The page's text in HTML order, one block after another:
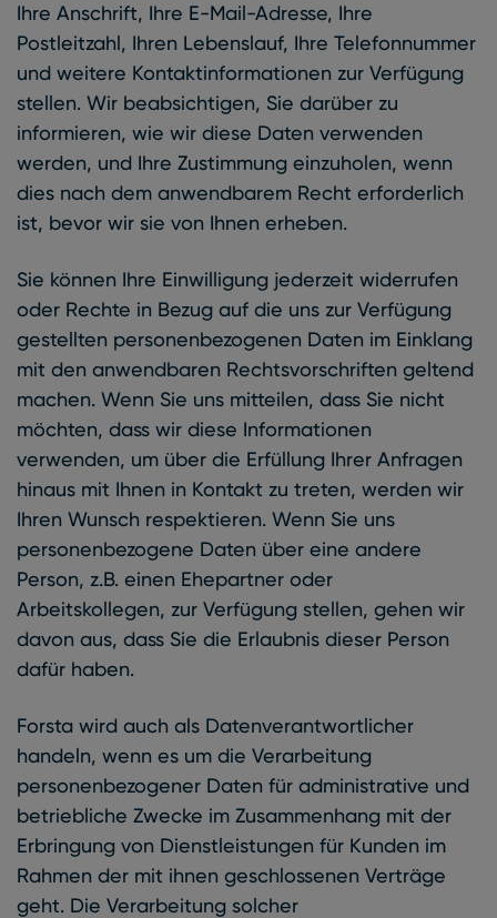
Ihre Anschrift, Ihre E-Mail-Adresse, Ihre
Postleitzahl, Ihren Lebenslauf, Ihre Telefonnummer
und weitere Kontaktinformationen zur Verfügung
stellen. Wir beabsichtigen, Sie darüber zu
informieren, wie wir diese Daten verwenden
werden, und Ihre Zustimmung einzuholen, wenn
dies nach dem anwendbarem Recht erforderlich
ist, bevor wir sie von Ihnen erheben.
Sie können Ihre Einwilligung jederzeit widerrufen
oder Rechte in Bezug auf die uns zur Verfügung
gestellten personenbezogenen Daten im Einklang
mit den anwendbaren Rechtsvorschriften geltend
machen. Wenn Sie uns mitteilen, dass Sie nicht
möchten, dass wir diese Informationen
verwenden, um über die Erfüllung Ihrer Anfragen
hinaus mit Ihnen in Kontakt zu treten, werden wir
Ihren Wunsch respektieren. Wenn Sie uns
personenbezogene Daten über eine andere
Person, z.B. einen Ehepartner oder
Arbeitskollegen, zur Verfügung stellen, gehen wir
davon aus, dass Sie die Erlaubnis dieser Person
dafür haben.
Forsta wird auch als Datenverantwortlicher
handeln, wenn es um die Verarbeitung
personenbezogener Daten für administrative und
betriebliche Zwecke im Zusammenhang mit der
Erbringung von Dienstleistungen für Kunden im
Rahmen der mit ihnen geschlossenen Verträge
geht. Die Verarbeitung solcher